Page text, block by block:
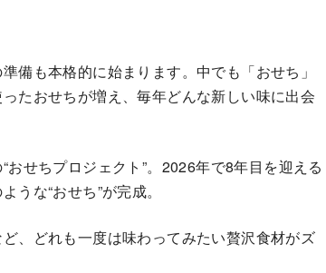
備も本格的に始まります。中でも「おせち」
たおせちが増え、毎年どんな新しい味に出会
“おせちプロジェクト”。2026年で8年目を迎える
な“おせち”が完成。
ど、どれも一度は味わってみたい贅沢食材がズ